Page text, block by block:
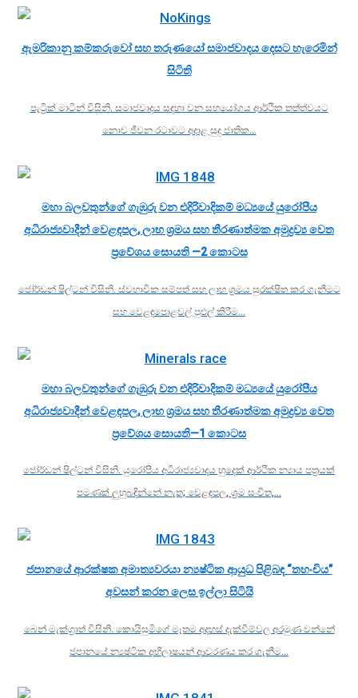
ඇමරිකානු කම්කරුවෝ සහ තරුණයෝ සමාජවාදය දෙසට හැරෙමින්
සිටිති
පැට්‍රික් මාටින් විසිනි. සමාජවාදය සඳහා වන සහයෝගය ආර්ථික තත්ත්වයට
නොව ජීවන රටාවට අදාළ සුදු ජාතික…
මහා බලවතුන්ගේ ගැඹුරු වන එදිරිවාදිකම් මධ්‍යයේ යුරෝපීය
අධිරාජ්‍යවාදීන් වෙළඳපල, ලාභ ශ්‍රමය සහ තීරණාත්මක අමුද්‍රව්‍ය වෙත
ප්‍රවේශය සොයති —2 කොටස
ජෝර්ඩන් ෂිල්ටන් විසිනි. ස්වභාවික සම්පත් සහ ලාභ ශ්‍රමය සුරක්ෂිත කර ගැනීමට
සහ වෙළඳපොළවල් පුළුල් කිරීම…
මහා බලවතුන්ගේ ගැඹුරු වන එදිරිවාදිකම් මධ්‍යයේ යුරෝපීය
අධිරාජ්‍යවාදීන් වෙළඳපල, ලාභ ශ්‍රමය සහ තීරණාත්මක අමුද්‍රව්‍ය වෙත
ප්‍රවේශය සොයති—1 කොටස
ජෝර්ඩන් ෂිල්ටන් විසිනි. යුරෝපීය අධිරාජ්‍යවාදය හුදෙක් ආර්ථික න්‍යාය පත්‍රයක්
පමණක් ලුහුබඳින්නේ නැත; වෙළඳපල, ශ්‍රම සංචිත,…
ජපානයේ ආරක්ෂක අමාත්‍යවරයා න්‍යෂ්ටික ආයුධ පිළිබඳ “තහංචිය”
අවසන් කරන ලෙස ඉල්ලා සිටියි
බෙන් මැක්ග්‍රාත් විසිනි. කොයිසුමිගේ මෑතම අදහස් දැක්වීම්වල අරමුණ වන්නේ
ජපානයේ න්‍යෂ්ටික අභිලාෂයන් ආවරණය කර ගැනීම…